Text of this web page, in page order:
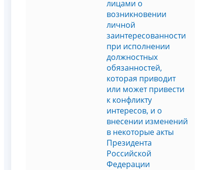
лицами о
возникновении
личной
заинтересованности
при исполнении
должностных
обязанностей,
которая приводит
или может привести
к конфликту
интересов, и о
внесении изменений
в некоторые акты
Президента
Российской
Федерации